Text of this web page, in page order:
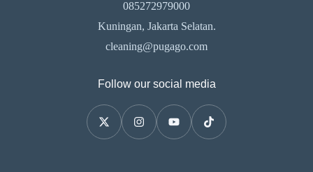
085272979000
Kuningan, Jakarta Selatan.
cleaning@pugago.com
Follow our social media